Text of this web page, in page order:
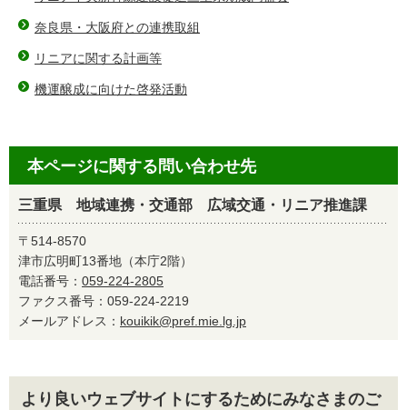
奈良県・大阪府との連携取組
リニアに関する計画等
機運醸成に向けた啓発活動
本ページに関する問い合わせ先
三重県 地域連携・交通部 広域交通・リニア推進課
〒514-8570
津市広明町13番地（本庁2階）
電話番号： 059-224-2805
ファクス番号：059-224-2219
メールアドレス： kouikik@pref.mie.lg.jp
より良いウェブサイトにするためにみなさまのご